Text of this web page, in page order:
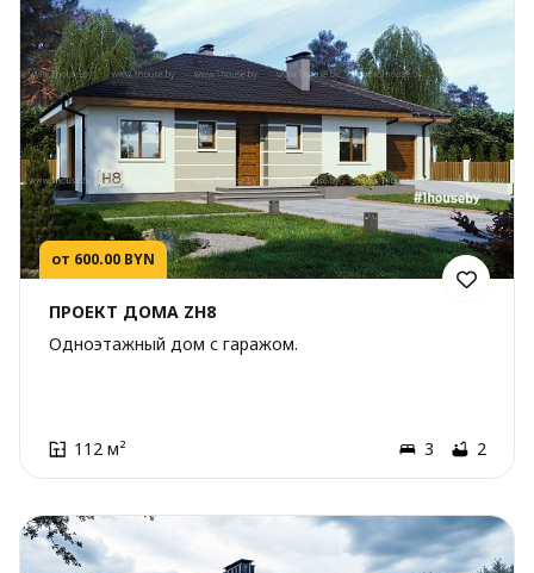
от 600.00 BYN
ПРОЕКТ ДОМА ZH8
Одноэтажный дом с гаражом.
112 м² 3 2